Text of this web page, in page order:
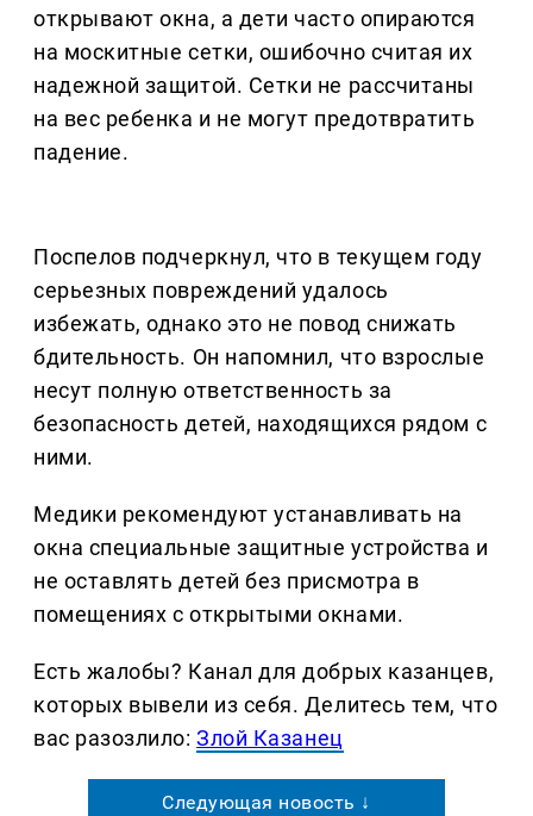
открывают окна, а дети часто опираются
на москитные сетки, ошибочно считая их
надежной защитой. Сетки не рассчитаны
на вес ребенка и не могут предотвратить
падение.
Поспелов подчеркнул, что в текущем году
серьезных повреждений удалось
избежать, однако это не повод снижать
бдительность. Он напомнил, что взрослые
несут полную ответственность за
безопасность детей, находящихся рядом с
ними.
Медики рекомендуют устанавливать на
окна специальные защитные устройства и
не оставлять детей без присмотра в
помещениях с открытыми окнами.
Есть жалобы? Канал для добрых казанцев,
которых вывели из себя. Делитеcь тем, что
вас разозлило:Злой Казанец
Следующая новость ↓